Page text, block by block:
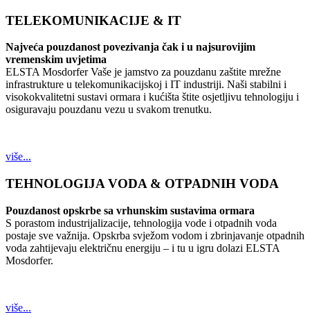
TELEKOMUNIKACIJE & IT
Najveća pouzdanost povezivanja čak i u najsurovijim
vremenskim uvjetima
ELSTA Mosdorfer Vaše je jamstvo za pouzdanu zaštite mrežne
infrastrukture u telekomunikacijskoj i IT industriji. Naši stabilni i
visokokvalitetni sustavi ormara i kućišta štite osjetljivu tehnologiju i
osiguravaju pouzdanu vezu u svakom trenutku.
više...
TEHNOLOGIJA VODA & OTPADNIH VODA
Pouzdanost opskrbe sa vrhunskim sustavima ormara
S porastom industrijalizacije, tehnologija vode i otpadnih voda
postaje sve važnija. Opskrba svježom vodom i zbrinjavanje otpadnih
voda zahtijevaju električnu energiju – i tu u igru dolazi ELSTA
Mosdorfer.
više...